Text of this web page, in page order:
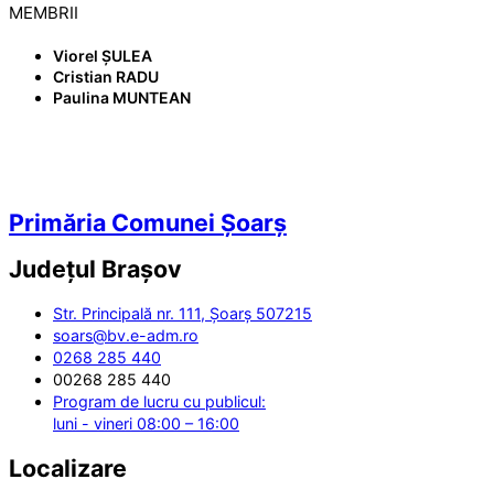
MEMBRII
Viorel ȘULEA
Cristian RADU
Paulina MUNTEAN
Primăria Comunei Șoarș
Județul Brașov
Str. Principală nr. 111, Șoarș 507215
soars@bv.e-adm.ro
0268 285 440
00268 285 440
Program de lucru cu publicul:
luni - vineri 08:00 – 16:00
Localizare